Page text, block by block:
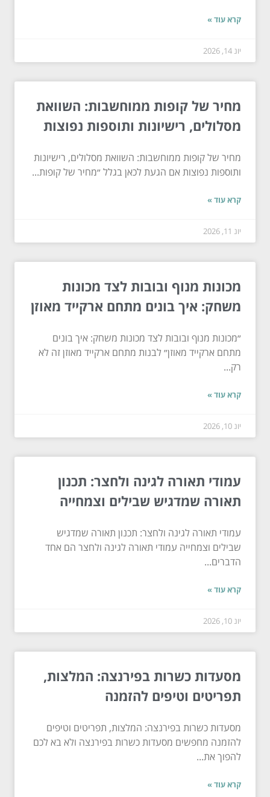
קרא עוד »
יונ 14, 2026
מחיר של קופות ממוחשבות: השוואת
מסלולים, רישיונות ותוספות נפוצות
מחיר של קופות ממוחשבות: השוואת מסלולים, רישיונות
ותוספות נפוצות אם הגעת לכאן בגלל ״מחיר של קופות...
קרא עוד »
יונ 11, 2026
מכונות מנוף ובובות לצד מכונות
משחק: איך בונים מתחם ארקייד מאוזן
״מכונות מנוף ובובות לצד מכונות משחק: איך בונים
מתחם ארקייד מאוזן״ לבנות מתחם ארקייד מאוזן זה לא
רק...
קרא עוד »
יונ 10, 2026
עמודי תאורה לגינה ולחצר: תכנון
תאורה שמדגיש שבילים וצמחייה
עמודי תאורה לגינה ולחצר: תכנון תאורה שמדגיש
שבילים וצמחייה עמודי תאורה לגינה ולחצר הם אחד
הדברים...
קרא עוד »
יונ 10, 2026
מסעדות כשרות בפירנצה: המלצות,
תפריטים וטיפים להזמנה
מסעדות כשרות בפירנצה: המלצות, תפריטים וטיפים
להזמנה מחפשים מסעדות כשרות בפירנצה ולא בא לכם
להפוך את...
קרא עוד »